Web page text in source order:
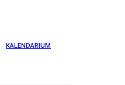
KALENDARIUM